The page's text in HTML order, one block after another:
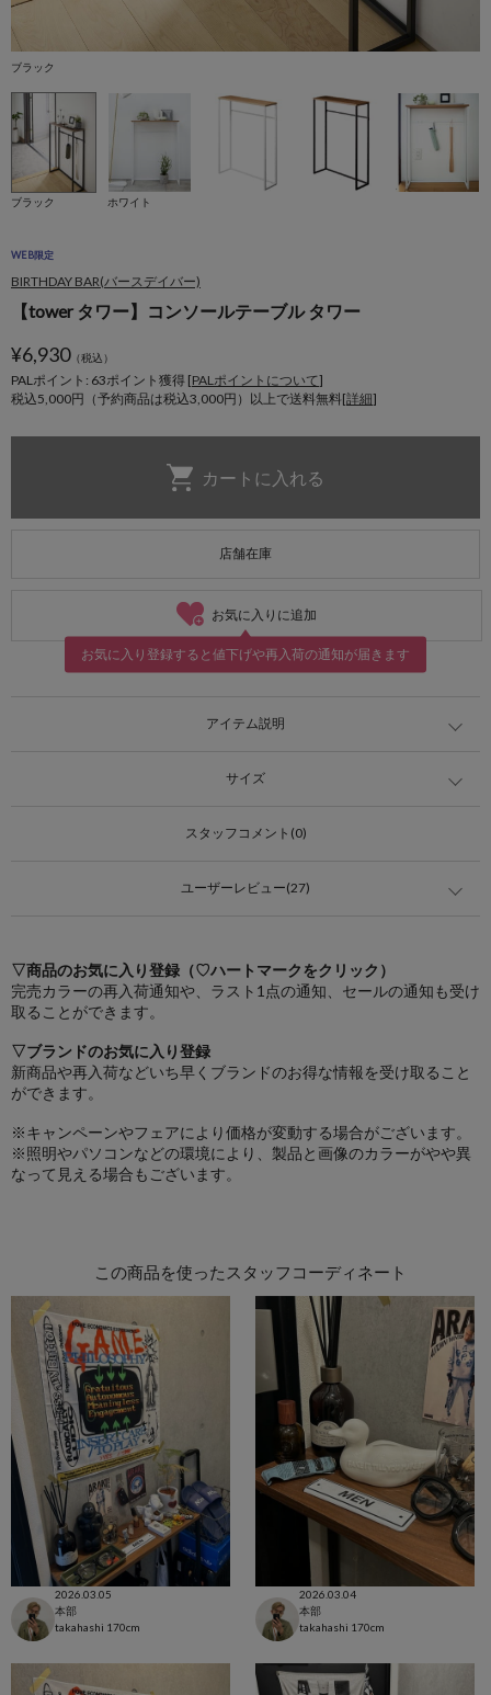
ブラック
ブラック ホワイト
WEB限定
BIRTHDAY BAR(バースデイバー)
【tower タワー】コンソールテーブル タワー
¥6,930（税込）
PALポイント: 63ポイント獲得 [PALポイントについて]
税込5,000円（予約商品は税込3,000円）以上で送料無料[詳細]
店舗在庫
お気に入りに追加
お気に入り登録すると値下げや再入荷の通知が届きます
アイテム説明
サイズ
スタッフコメント(0)
ユーザーレビュー(27)
▽商品のお気に入り登録（♡ハートマークをクリック）
完売カラーの再入荷通知や、ラスト1点の通知、セールの通知も受け
取ることができます。
▽ブランドのお気に入り登録
新商品や再入荷などいち早くブランドのお得な情報を受け取ること
ができます。
※キャンペーンやフェアにより価格が変動する場合がございます。
※照明やパソコンなどの環境により、製品と画像のカラーがやや異
なって見える場合もございます。
この商品を使ったスタッフコーディネート
2026.03.05
本部
takahashi 170cm
2026.03.04
本部
takahashi 170cm